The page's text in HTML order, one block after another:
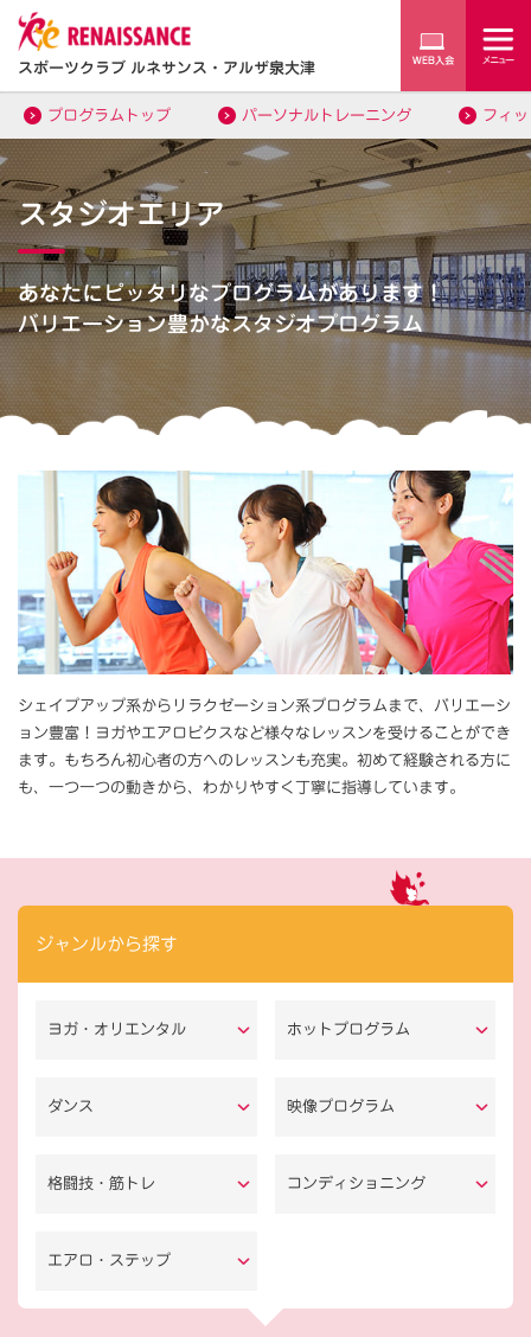
スポーツクラブ ルネサンス・アルザ泉大津
プログラムトップ パーソナルトレーニング フィ
スタジオエリア
あなたにピッタリなプログラムがあります！
バリエーション豊かなスタジオプログラム
シェイプアップ系からリラクゼーション系プログラムまで、バリエーシ
ョン豊富！ヨガやエアロビクスなど様々なレッスンを受けることができ
ます。もちろん初心者の方へのレッスンも充実。初めて経験される方に
も、一つ一つの動きから、わかりやすく丁寧に指導しています。
ジャンルから探す
ヨガ・オリエンタル ホットプログラム
ダンス 映像プログラム
格闘技・筋トレ コンディショニング
エアロ・ステップ